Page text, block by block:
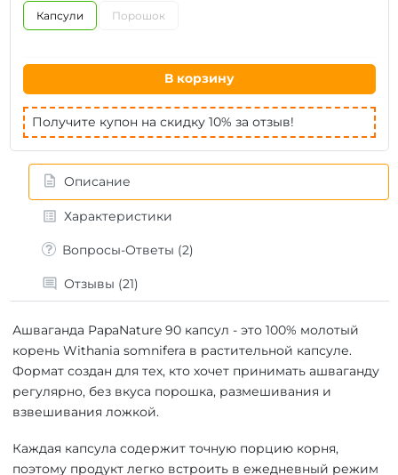
Капсули Порошок
В корзину
Получите купон на скидку 10% за отзыв!
Описание
Характеристики
Вопросы-Ответы (2)
Отзывы (21)
Ашваганда PapaNature 90 капсул - это 100% молотый
корень Withania somnifera в растительной капсуле.
Формат создан для тех, кто хочет принимать ашваганду
регулярно, без вкуса порошка, размешивания и
взвешивания ложкой.
Каждая капсула содержит точную порцию корня,
поэтому продукт легко встроить в ежедневный режим